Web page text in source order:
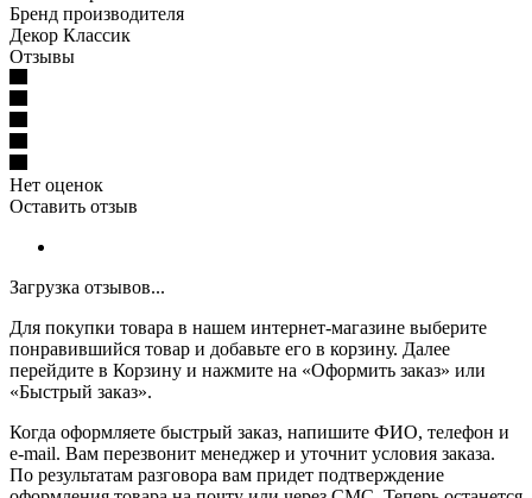
Бренд производителя
Декор Классик
Отзывы
Нет оценок
Оставить отзыв
Загрузка отзывов...
Для покупки товара в нашем интернет-магазине выберите
понравившийся товар и добавьте его в корзину. Далее
перейдите в Корзину и нажмите на «Оформить заказ» или
«Быстрый заказ».
Когда оформляете быстрый заказ, напишите ФИО, телефон и
e-mail. Вам перезвонит менеджер и уточнит условия заказа.
По результатам разговора вам придет подтверждение